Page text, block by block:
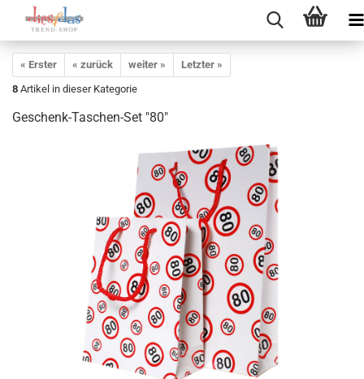
« Erster « zurück weiter »
Letzter »
8 Artikel in dieser Kategorie
Geschenk-Taschen-Set "80"